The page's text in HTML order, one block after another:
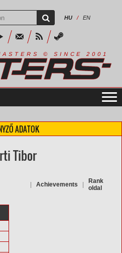
HU / EN
A S T E R S © S I N C E 2 0 0 1
ADATOK
Tibor
Achievements
Rank
oldal